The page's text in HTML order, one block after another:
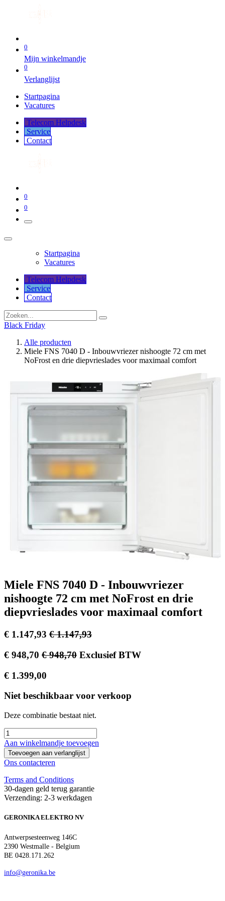
0
Mijn winkelmandje
0
Verlanglijst
Startpagina
Vacatures
Telecom Helpdesk
Service
Co​​​​​​ntact
0
0
Startpagina
Vacatures
Telecom Helpdesk
Service
Co​​​​​​ntact
Black Friday
Alle producten
Miele FNS 7040 D - Inbouwvriezer nishoogte 72 cm met
NoFrost en drie diepvrieslades voor maximaal comfort
Miele FNS 7040 D - Inbouwvriezer
nishoogte 72 cm met NoFrost en drie
diepvrieslades voor maximaal comfort
€ 1.147,93 €1.147,93
€ 948,70 €948,70 Exclusief BTW
€ 1.399,00
Niet beschikbaar voor verkoop
Deze combinatie bestaat niet.
Aan winkelmandje toevoegen
Toevoegen aan verlanglijst
Ons contacteren
Terms and Conditions
30-dagen geld terug garantie
Verzending: 2-3 werkdagen
GERONIKA ELEKTRO NV
Antwerpsesteenweg 146C
2390 Westmalle - Belgium
BE 0428.171.262
info@geronika.be